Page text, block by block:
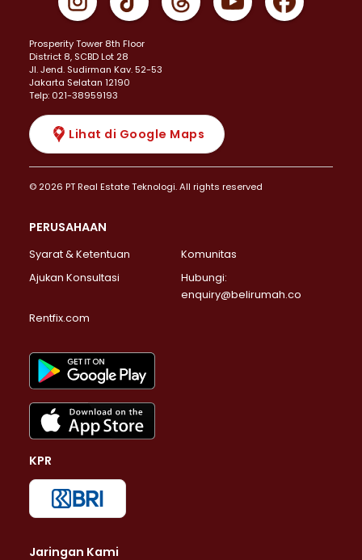
Prosperity Tower 8th Floor
District 8, SCBD Lot 28
JI. Jend. Sudirman Kav. 52-53
Jakarta Selatan 12190
Telp: 021-38959193
Lihat di Google Maps
© 2026 PT Real Estate Teknologi. All rights reserved
PERUSAHAAN
Syarat & Ketentuan
Komunitas
Ajukan Konsultasi
Hubungi:
enquiry@belirumah.co
Rentfix.com
KPR
Jaringan Kami